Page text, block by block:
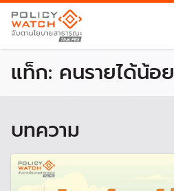
แท็ก: คนรายได้น้อย
บทความ